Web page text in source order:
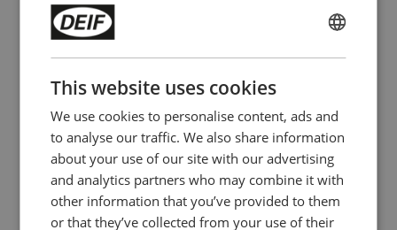
This website uses cookies
We use cookies to personalise content, ads and
to analyse our traffic. We also share information
about your use of our site with our advertising
and analytics partners who may combine it with
other information that you’ve provided to them
or that they’ve collected from your use of their